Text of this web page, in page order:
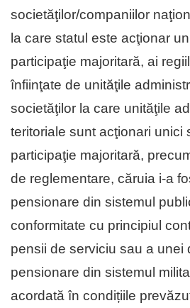
societăţilor/companiilor
la care statul este acţionar
participaţie majoritară, ai
înfiinţate de unităţile
societăţilor la care unităţile
teritoriale sunt acţionari unici
participaţie majoritară,
de reglementare, căruia i-a
pensionare din sistemul
conformitate cu principiul
pensii de serviciu sau a unei
pensionare din sistemul
acordată în condițiile